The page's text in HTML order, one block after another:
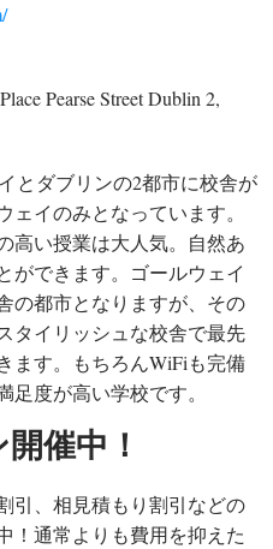
Pearse Street Dublin 2,
とダブリンの2都市に校舎が
イのみとなっています。
高い授業は大人気。自然あ
ができます。ゴールウェイ
の都市となりますが、その
タイリッシュな校舎で最先
ます。もちろんWiFiも完備
足度が高い学校です。
催中！
引、相見積もり割引などの
！通常よりも費用を抑えた